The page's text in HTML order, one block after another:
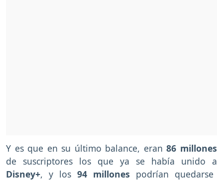
Y es que en su último balance, eran86 millones
de suscriptores los que ya se había unido a
Disney+, y los 94 millones podrían quedarse